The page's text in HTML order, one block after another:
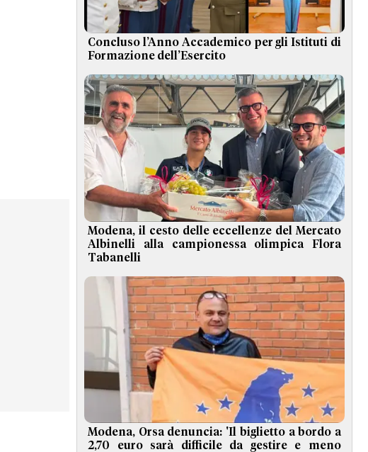
Concluso l’Anno Accademico per gli Istituti di
Formazione dell’Esercito
Modena, il cesto delle eccellenze del Mercato
Albinelli alla campionessa olimpica Flora
Tabanelli
Modena, Orsa denuncia: 'Il biglietto a bordo a
2,70 euro sarà difficile da gestire e meno